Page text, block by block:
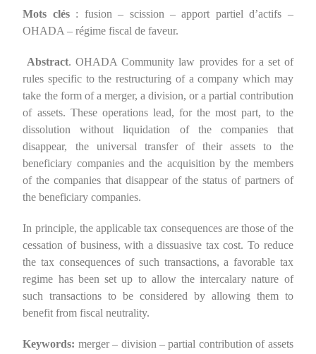
Mots clés: fusion – scission – apport partiel d’actifs –
OHADA – régime fiscal de faveur.
Abstract. OHADA Community law provides for a set of
rules specific to the restructuring of a company which may
take the form of a merger, a division, or a partial contribution
of assets. These operations lead, for the most part, to the
dissolution without liquidation of the companies that
disappear, the universal transfer of their assets to the
beneficiary companies and the acquisition by the members
of the companies that disappear of the status of partners of
the beneficiary companies.
In principle, the applicable tax consequences are those of the
cessation of business, with a dissuasive tax cost. To reduce
the tax consequences of such transactions, a favorable tax
regime has been set up to allow the intercalary nature of
such transactions to be considered by allowing them to
benefit from fiscal neutrality.
Keywords: merger – division – partial contribution of assets